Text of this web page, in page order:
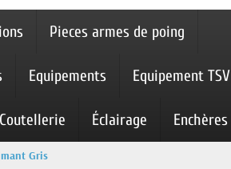
Pieces armes de poing
Equipements Equipement TSV
Coutellerie Éclairage Enchères
Gris